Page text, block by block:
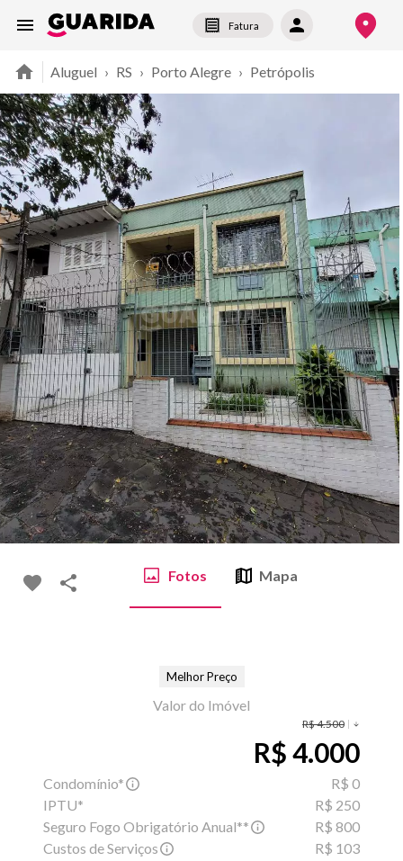
Fatura
Aluguel › RS › Porto Alegre › Petrópolis
Fotos Mapa
Melhor Preço
Valor do Imóvel
R$ 4.500
R$ 4.000
Condomínio*
R$ 0
IPTU*
R$ 250
Seguro Fogo Obrigatório Anual**
R$ 800
Custos de Serviços
R$ 103